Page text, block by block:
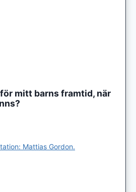
mitt barns framtid, när